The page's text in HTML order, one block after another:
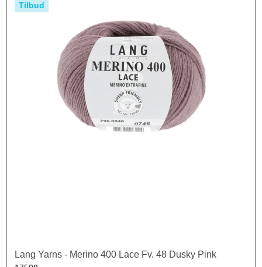
Tilbud
Lang Yarns - Merino 400 Lace Fv. 48 Dusky Pink